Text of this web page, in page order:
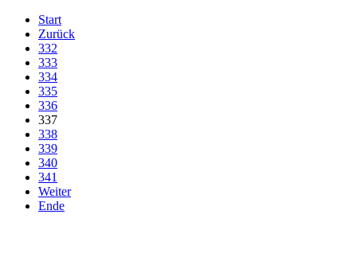
Start
Zurück
332
333
334
335
336
337
338
339
340
341
Weiter
Ende